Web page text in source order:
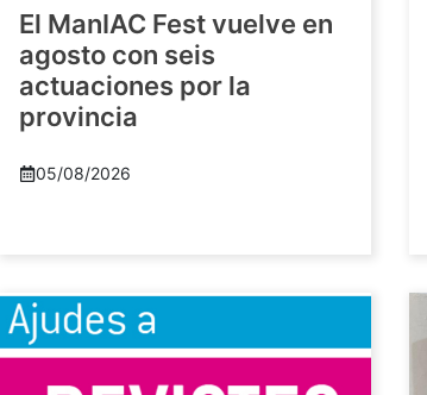
El ManIAC Fest vuelve en
agosto con seis
actuaciones por la
provincia
05/08/2026